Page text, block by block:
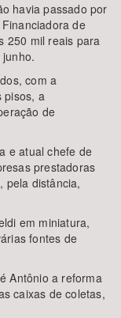
havia passado por
de
250 mil reais para
com a
pisos, a
de
e atual chefe de
prestadoras
pela distância,
em miniatura,
fontes de
Antônio a reforma
caixas de coletas,